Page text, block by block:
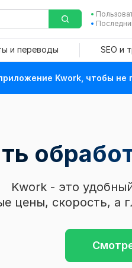
и переводы SEO и
Kwork, чтобы
Kwork - это
цены, скорость, а